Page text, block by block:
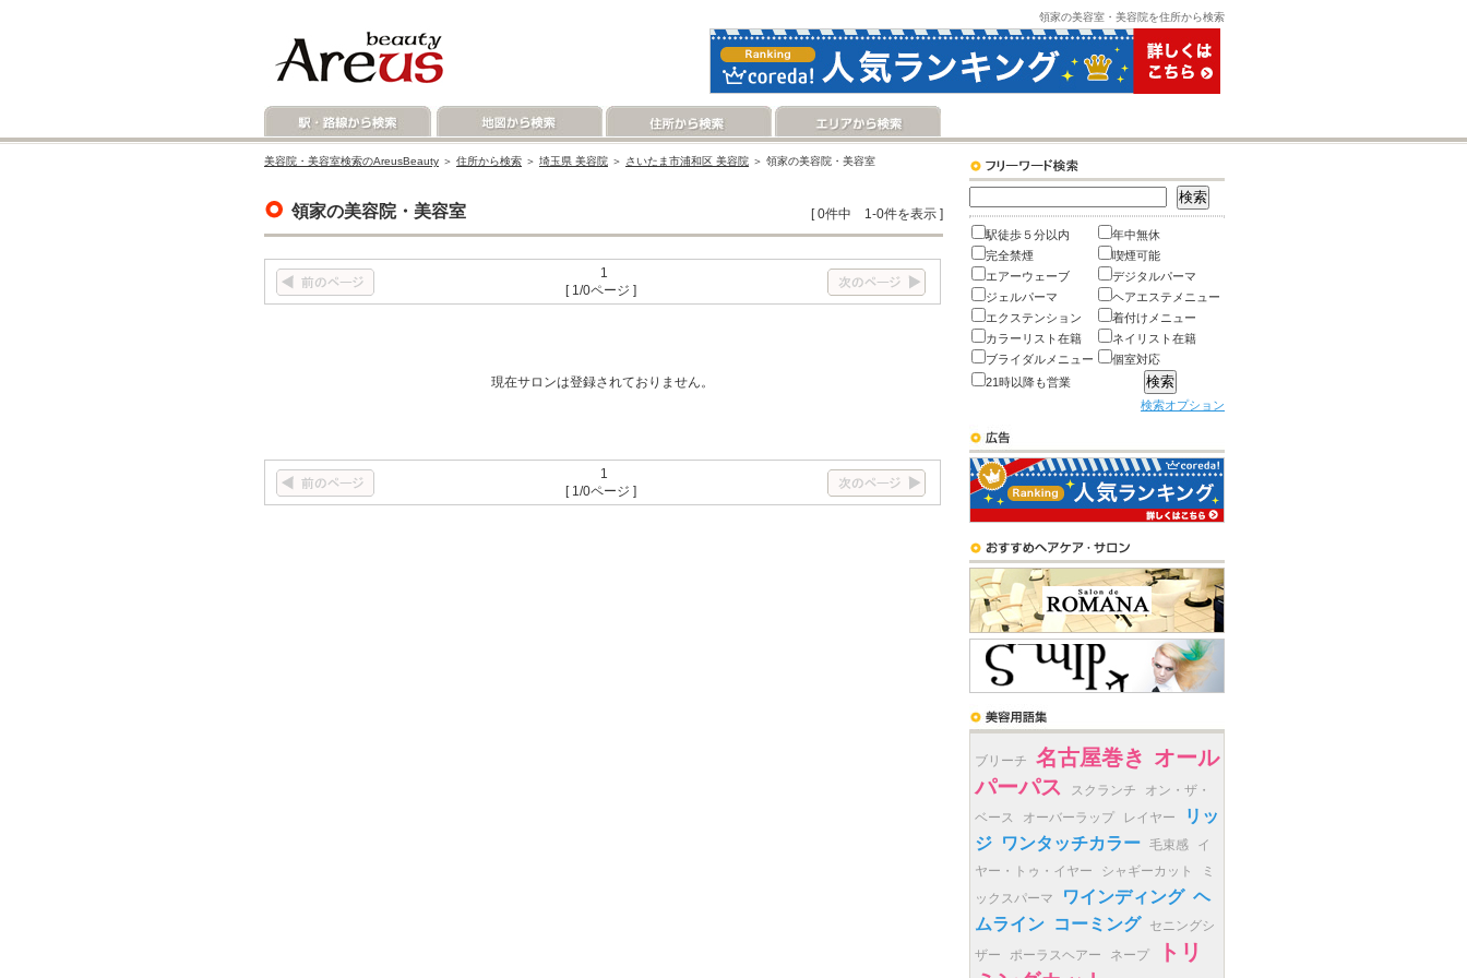
領家の美容室・美容院を住所から検索
美容院・美容室検索のAreusBeauty ＞ 住所から検索 ＞ 埼玉県 美容院 ＞ さいたま市浦和区 美容院 ＞ 領家の美容院・美容室
領家の美容院・美容室 [ 0件中 1-0件を表示 ]
1
[ 1/0ページ ]
現在サロンは登録されておりません。
1
[ 1/0ページ ]
駅徒歩５分以内
年中無休
完全禁煙
喫煙可能
エアーウェーブ
デジタルパーマ
ジェルパーマ
ヘアエステメニュー
エクステンション
着付けメニュー
カラーリスト在籍
ネイリスト在籍
ブライダルメニュー
個室対応
21時以降も営業
検索オプション
ブリーチ 名古屋巻き オール
パーパス
スクランチ
オン・ザ・
ベース
オーバーラップ レイヤー
リッ
ジ ワンタッチカラー 毛束感
イ
ヤー・トゥ・イヤー
シャギーカット
ミ
ックスパーマ
ワインディング ヘ
ムライン コーミング
セニングシ
ザー
ポーラスヘアー ネープ
トリ